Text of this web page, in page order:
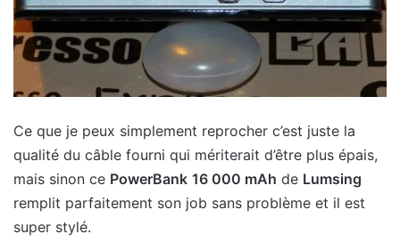
Ce que je peux simplement reprocher c’est juste la
qualité du câble fourni qui mériterait d’être plus épais,
mais sinon ce PowerBank 16 000 mAh de Lumsing
remplit parfaitement son job sans problème et il est
super stylé.